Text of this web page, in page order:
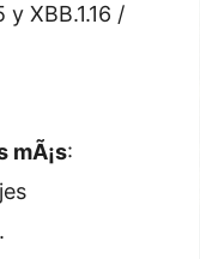
XBB.1.16 /
mÃ¡s: